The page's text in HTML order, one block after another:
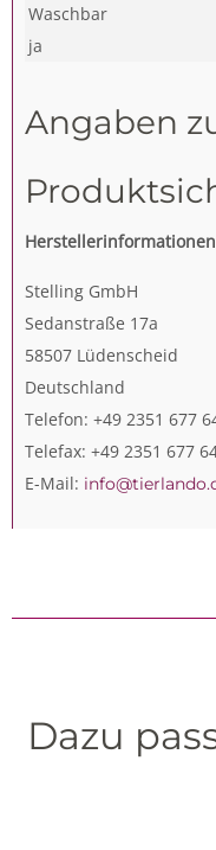
Waschbar
ja
Angaben
Stelling GmbH
Sedanstraße 17a
58507 Lüdenscheid
Deutschland
Telefon: +49 2351 677
Telefax: +49 2351 677
E-Mail:
Dazu